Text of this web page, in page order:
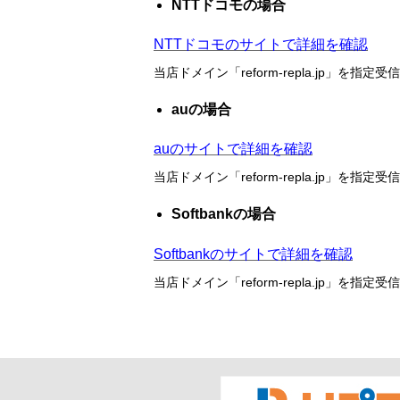
NTTドコモの場合
NTTドコモのサイトで詳細を確認
当店ドメイン 「reform-repla.jp 」 を指定受
auの場合
auのサイトで詳細を確認
当店ドメイン「reform-repla.jp」を指定受
Softbankの場合
Softbankのサイトで詳細を確認
当店ドメイン 「reform-repla.jp 」 を指定受